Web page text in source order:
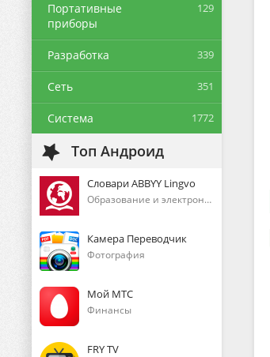
Портативные
приборы
129
Разработка 339
Сеть 351
Система 1772
Топ Андроид
Словари ABBYY Lingvo
Образование и электронные книги
Камера Переводчик
Фотография
Мой МТС
Финансы
FRY TV